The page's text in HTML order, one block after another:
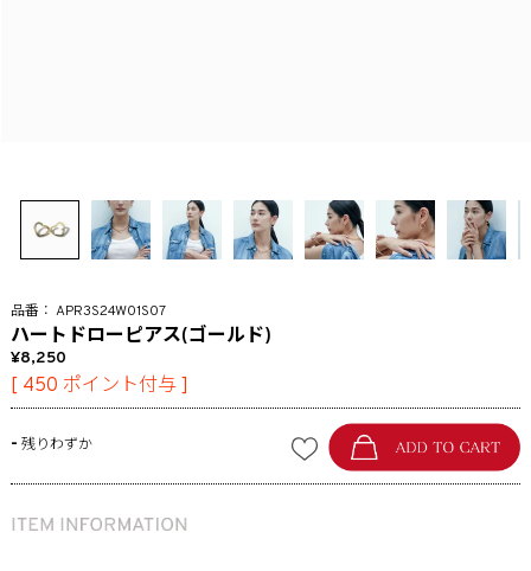
APR3S24W01S07
ハートドローピアス(ゴールド)
8,250
[ 450 ポイント付与 ]
- 残りわずか